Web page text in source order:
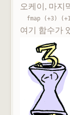
오케이, 마지
fmap (+3)
여기 함수가